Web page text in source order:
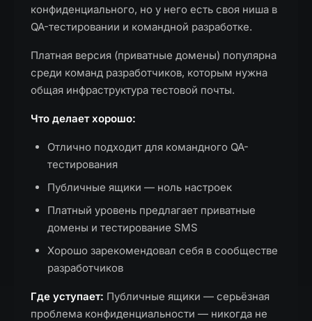
конфиденциального, но у него есть своя ниша в
QA-тестировании и командной разработке.
Платная версия (приватные домены) популярна
среди команд разработчиков, которым нужна
общая инфраструктура тестовой почты.
Что делает хорошо:
Отлично подходит для командного QA-
тестирования
Публичные ящики — ноль настроек
Платный уровень предлагает приватные
домены и тестирование SMS
Хорошо зарекомендовал себя в сообществе
разработчиков
Где уступает: Публичные ящики — серьёзная
проблема конфиденциальности — никогда не